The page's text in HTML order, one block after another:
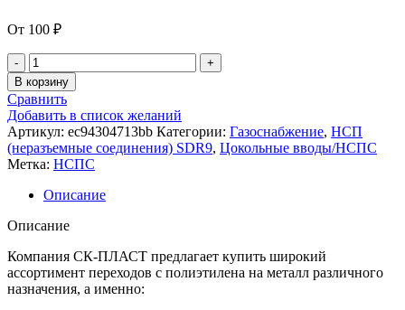
От 100 ₽
В корзину
Сравнить
Добавить в список желаний
Артикул: ec94304713bb Категории: Газоснабжение, НСП
(неразъемные соединения) SDR9, Цокольные вводы/НСПС
Метка: НСПС
Описание
Описание
Компания СК-ПЛАСТ предлагает купить широкий
ассортимент переходов с полиэтилена на металл различного
назначения, а именно: